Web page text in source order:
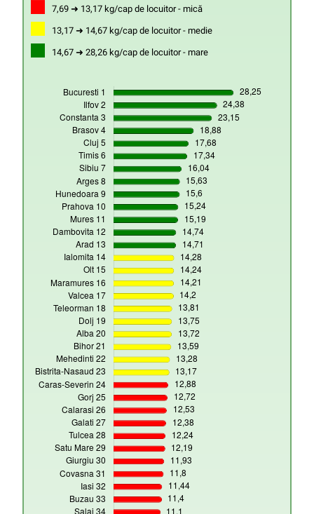
7,69 ➜ 13,17 kg/cap de locuitor - mică
13,17 ➜ 14,67 kg/cap de locuitor - medie
14,67 ➜ 28,26 kg/cap de locuitor - mare